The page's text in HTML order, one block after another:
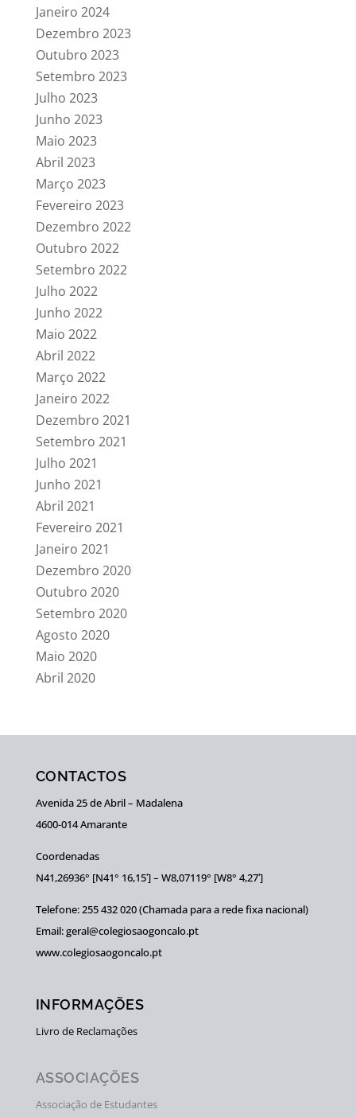
Janeiro 2024
Dezembro 2023
Outubro 2023
Setembro 2023
Julho 2023
Junho 2023
Maio 2023
Abril 2023
Março 2023
Fevereiro 2023
Dezembro 2022
Outubro 2022
Setembro 2022
Julho 2022
Junho 2022
Maio 2022
Abril 2022
Março 2022
Janeiro 2022
Dezembro 2021
Setembro 2021
Julho 2021
Junho 2021
Abril 2021
Fevereiro 2021
Janeiro 2021
Dezembro 2020
Outubro 2020
Setembro 2020
Agosto 2020
Maio 2020
Abril 2020
CONTACTOS
Avenida 25 de Abril – Madalena
4600-014 Amarante
Coordenadas
N41,26936° [N41° 16,15ʹ] – W8,07119° [W8° 4,27ʹ]
Telefone: 255 432 020 (Chamada para a rede fixa nacional)
Email: geral@colegiosaogoncalo.pt
www.colegiosaogoncalo.pt
INFORMAÇÕES
Livro de Reclamações
ASSOCIAÇÕES
Associação de Estudantes